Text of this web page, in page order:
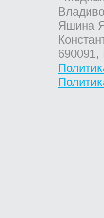
Яшина
690091,